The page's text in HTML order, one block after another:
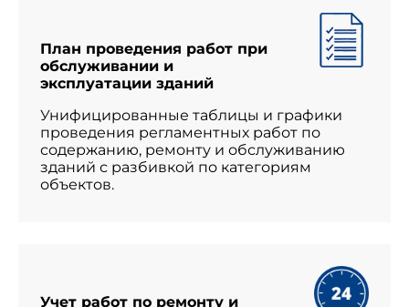
План проведения работ при
обслуживании и
эксплуатации зданий
Унифицированные таблицы и графики
проведения регламентных работ по
содержанию, ремонту и обслуживанию
зданий с разбивкой по категориям
объектов.
Учет работ по ремонту и